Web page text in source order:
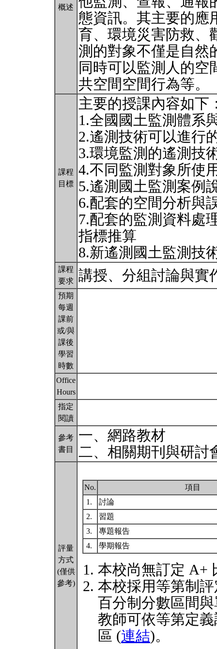
概述
態資訊。其主要的應
育、環境災害防救、
測的對象不僅是自然
同時可以監測人的空
共空間空間行為等。
課程
目標
主要的授課內容如下
1.全國國土監測體系
2.遙測技術可以進行
3.環境監測的遙測技
4.不同監測對象所使
5.遙測國土監測案例
6.配套的空間分析與
7.配套的監測資料處
指標推算
8.新遙測國土監測技
課程
要求 講授、分組討論與實
預期
每週
課前
或/與
課後
學習
時數
Office
Hours
指定
閱讀
參考
書目
一、網路教材
二、相關期刊與研討
評量
方式
(僅供
參考)
No.
項目
1.
討論
2.
習題
3.
專題報告
4.
學期報告
本校尚無訂定 A+
本校採用等第制
百分制分數區間
教師可依等第定
區 (連結)。